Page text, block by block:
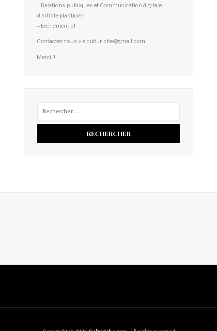
– Relations publiques et Communication digitale
d’artiste plasticien
– Événementiel
Contactez nous via culturiche@gmail.com
Merci !!